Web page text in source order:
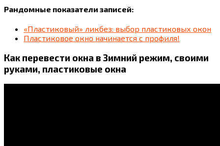
Рандомные показатели записей:
«Пластиковый» ликбез: выбор пластиковых окон
Пластиковое окно начинается с профиля!
Как перевести окна в Зимний режим, своими
руками, пластиковые окна